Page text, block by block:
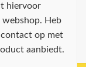
hiervoor
Heb
contact op met
aanbiedt.